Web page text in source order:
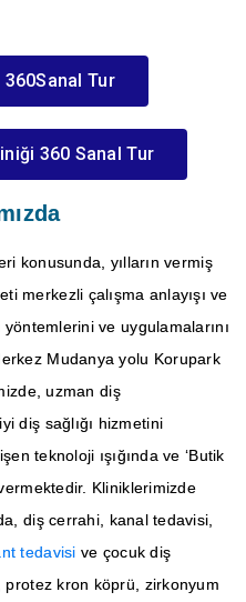
Tur
360 Sanal Tur
konusunda, yılların vermiş
merkezli çalışma anlayışı ve
ve uygulamalarını
Mudanya yolu Korupark
uzman diş
diş sağlığı hizmetini
teknoloji ışığında ve ‘Butik
Kliniklerimizde
diş cerrahi, kanal tedavisi,
tedavisi ve çocuk diş
kron köprü, zirkonyum